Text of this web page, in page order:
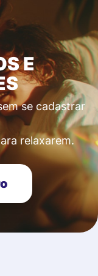
E
se cadastrar
relaxarem.